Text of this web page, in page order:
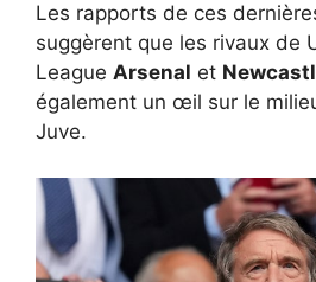
Les rapports de ces
suggèrent que les rivaux de
League Arsenal et
également un œil sur le
Juve.